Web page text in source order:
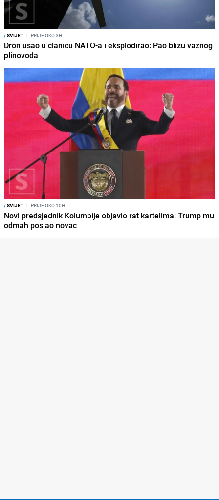
/SVIJET I PRIJE OKO 3H
Dron ušao u članicu NATO-a i eksplodirao: Pao blizu važnog
plinovoda
/SVIJET I PRIJE OKO 10H
Novi predsjednik Kolumbije objavio rat kartelima: Trump mu
odmah poslao novac